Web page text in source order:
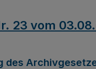
23 vom
des